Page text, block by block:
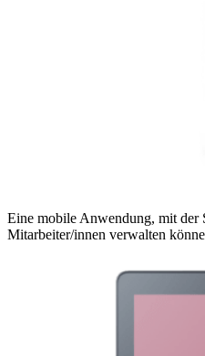
Eine mobile Anwendung, mit der
Mitarbeiter/innen verwalten